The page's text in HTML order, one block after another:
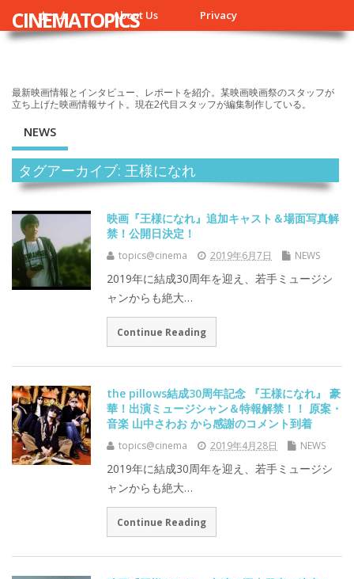
ホーム About Us Privacy
CINEMATOPICS
最新映画情報とインタビュー、レポートを紹介。某映画映画祭のスタッフが
立ち上げた映画情報サイト。現在2代目スタッフが編集制作している。
NEWS
タグアーカイブ: 王様になれ
映画『王様になれ』追加キャスト＆場面写真解
禁！公開日決定！
topics@cinema 2019年6月7日 NEWS
2019年に結成30周年を迎え、若手ミュージシ
ャンからも絶大…
Continue Reading
the pillows結成30周年記念 『王様になれ』 豪
華！出演ミュージシャン＆特報解禁！！ 原案・
音楽 山中さわお から感謝のコメント到着
topics@cinema 2019年4月28日 NEWS
2019年に結成30周年を迎え、若手ミュージシ
ャンからも絶大…
Continue Reading